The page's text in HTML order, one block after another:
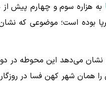
به هزاره سوم و چهارم پیش از
بوده است؛ موضوعی که
می‌دهد این محوطه در
همان شهر کهن فسا در